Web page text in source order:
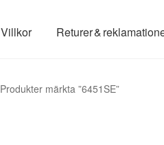
Villkor Returer &
Produkter märkta ”6451SE”